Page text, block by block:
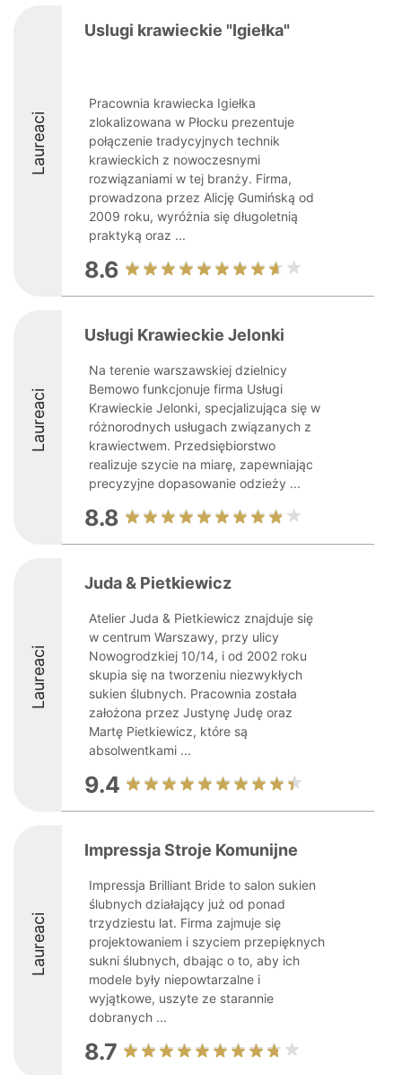
Laureaci
Uslugi krawieckie "Igiełka"
Pracownia krawiecka Igiełka
zlokalizowana w Płocku prezentuje
połączenie tradycyjnych technik
krawieckich z nowoczesnymi
rozwiązaniami w tej branży. Firma,
prowadzona przez Alicję Gumińską od
2009 roku, wyróżnia się długoletnią
praktyką oraz ...
8.6
Laureaci
Usługi Krawieckie Jelonki
Na terenie warszawskiej dzielnicy
Bemowo funkcjonuje firma Usługi
Krawieckie Jelonki, specjalizująca się w
różnorodnych usługach związanych z
krawiectwem. Przedsiębiorstwo
realizuje szycie na miarę, zapewniając
precyzyjne dopasowanie odzieży ...
8.8
Laureaci
Juda & Pietkiewicz
Atelier Juda & Pietkiewicz znajduje się
w centrum Warszawy, przy ulicy
Nowogrodzkiej 10/14, i od 2002 roku
skupia się na tworzeniu niezwykłych
sukien ślubnych. Pracownia została
założona przez Justynę Judę oraz
Martę Pietkiewicz, które są
absolwentkami ...
9.4
Laureaci
Impressja Stroje Komunijne
Impressja Brilliant Bride to salon sukien
ślubnych działający już od ponad
trzydziestu lat. Firma zajmuje się
projektowaniem i szyciem przepięknych
sukni ślubnych, dbając o to, aby ich
modele były niepowtarzalne i
wyjątkowe, uszyte ze starannie
dobranych ...
8.7